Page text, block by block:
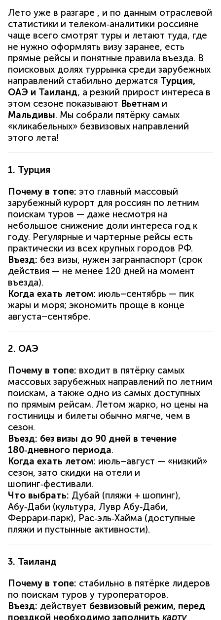
Лето уже в разгаре , и по данным отраслевой
статистики и телеком‑аналитики россияне
чаще всего смотрят туры и летают туда, где
не нужно оформлять визу заранее, есть
прямые рейсы и понятные правила въезда. В
поисковых долях туррынка среди зарубежных
направлений стабильно держатся Турция,
ОАЭ и Таиланд, а резкий прирост интереса в
этом сезоне показывают Вьетнам и
Мальдивы. Мы собрали пятёрку самых
«кликабельных» безвизовых направлений
этого лета!
1. Турция
Почему в топе: это главный массовый
зарубежный курорт для россиян по летним
поискам туров — даже несмотря на
небольшое снижение доли интереса год к
году. Регулярные и чартерные рейсы есть
практически из всех крупных городов РФ.
Въезд: без визы, нужен загранпаспорт (срок
действия — не менее 120 дней на момент
въезда).
Когда ехать летом: июль–сентябрь — пик
жары и моря; экономить проще в конце
августа–сентябре.
2. ОАЭ
Почему в топе: входит в пятёрку самых
массовых зарубежных направлений по летним
поискам, а также одно из самых доступных
по прямым рейсам. Летом жарко, но цены на
гостиницы и билеты обычно мягче, чем в
сезон.
Въезд: без визы до 90 дней в течение
180‑дневного периода.
Когда ехать летом: июль–август — «низкий»
сезон, зато скидки на отели и
шопинг‑фестивали.
Что выбрать: Дубай (пляжи + шопинг),
Абу‑Даби (культура, Лувр Абу‑Даби,
Феррари‑парк), Рас‑эль‑Хайма (доступные
пляжи и пустынные активности).
3. Таиланд
Почему в топе: стабильно в пятёрке лидеров
по поискам туров у туроператоров.
Въезд: действует безвизовый режим, перед
поездкой необходимо заполнить карту